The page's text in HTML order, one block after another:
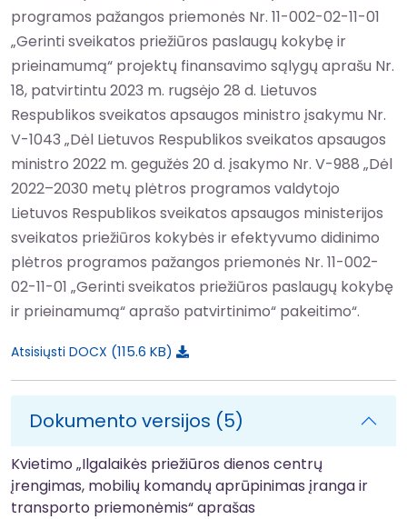
programos pažangos priemonės Nr. 11-002-02-11-01
„Gerinti sveikatos priežiūros paslaugų kokybę ir
prieinamumą“ projektų finansavimo sąlygų aprašu Nr.
18, patvirtintu 2023 m. rugsėjo 28 d. Lietuvos
Respublikos sveikatos apsaugos ministro įsakymu Nr.
V-1043 „Dėl Lietuvos Respublikos sveikatos apsaugos
ministro 2022 m. gegužės 20 d. įsakymo Nr. V-988 „Dėl
2022–2030 metų plėtros programos valdytojo
Lietuvos Respublikos sveikatos apsaugos ministerijos
sveikatos priežiūros kokybės ir efektyvumo didinimo
plėtros programos pažangos priemonės Nr. 11-002-
02-11-01 „Gerinti sveikatos priežiūros paslaugų kokybę
ir prieinamumą“ aprašo patvirtinimo“ pakeitimo“.
Atsisiųsti DOCX 115.6 KB
Dokumento versijos (5)
Kvietimo „Ilgalaikės priežiūros dienos centrų
įrengimas, mobilių komandų aprūpinimas įranga ir
transporto priemonėmis“ aprašas